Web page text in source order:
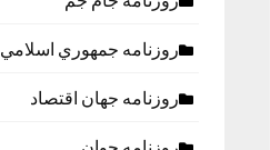
روزنامه جمهوري اسلامي
روزنامه جهان اقتصاد